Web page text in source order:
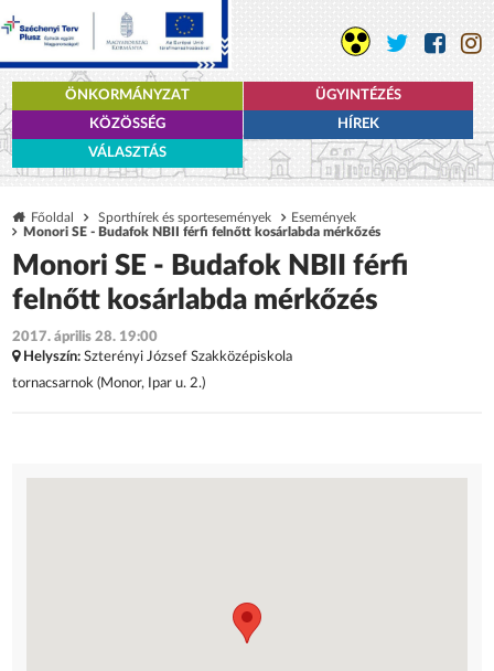
ÖNKORMÁNYZAT
ÜGYINTÉZÉS
KÖZÖSSÉG
HÍREK
VÁLASZTÁS
Főoldal Sporthírek és sportesemények
Események
Monori SE - Budafok NBII férfi felnőtt kosárlabda mérkőzés
Monori SE - Budafok NBII férfi
felnőtt kosárlabda mérkőzés
2017. április 28. 19:00
Helyszín: Szterényi József Szakközépiskola
tornacsarnok (Monor, Ipar u. 2.)